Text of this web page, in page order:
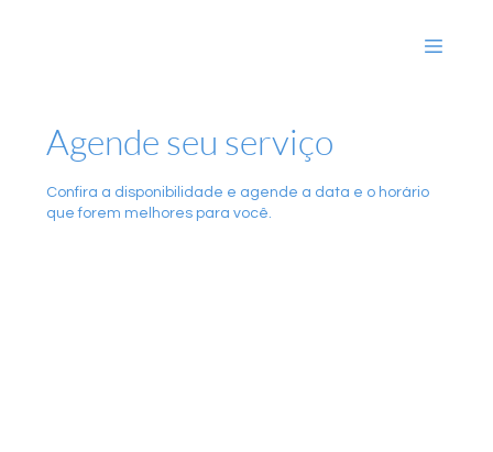
Agende seu serviço
Confira a disponibilidade e agende a data e o horário
que forem melhores para você.